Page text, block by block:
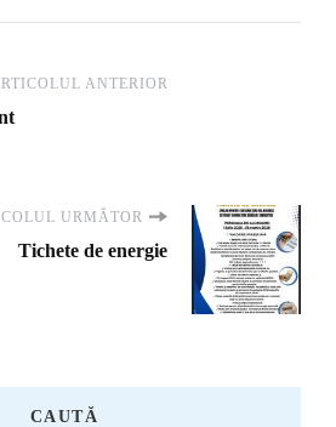
ANTERIOR
URMĂTOR
Tichete de energie
CAUTĂ